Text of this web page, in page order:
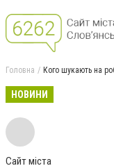
Головна Кого шукають на
НОВИНИ
Сайт міста